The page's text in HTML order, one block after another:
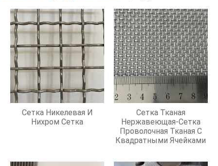
Сетка Никелевая И
Нихром Сетка
Сетка Тканая
Нержавеющая-Сетка
Проволочная Тканая С
Квадратными Ячейками